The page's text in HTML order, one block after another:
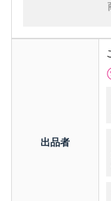
出品者